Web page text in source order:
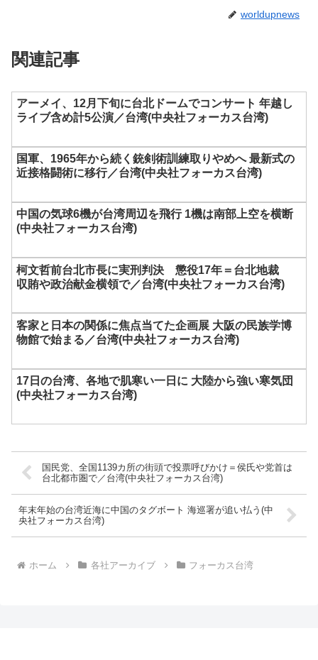
worldupnews
関連記事
アーメイ、12月下旬に台北ドームでコンサート 年越し
ライブ含め計5公演／台湾(中央社フォーカス台湾)
国軍、1965年から続く銃剣術訓練取りやめへ 最新式の
近接格闘術に移行／台湾(中央社フォーカス台湾)
中国の気球6機が台湾周辺を飛行 1機は南部上空を横断
(中央社フォーカス台湾)
柯文哲前台北市長に実刑判決 懲役17年＝台北地裁
収賄や政治献金横領で／台湾(中央社フォーカス台湾)
客家と日本の関係に焦点当てた企画展 大阪の民族学博
物館で始まる／台湾(中央社フォーカス台湾)
17日の台湾、各地で肌寒い一日に 大陸から強い寒気団
(中央社フォーカス台湾)
国民党、全国1139カ所の街頭で投票呼びかけ＝侯氏や党首は
台北都市圏で／台湾(中央社フォーカス台湾)
年末年始の台湾近海に中国のタグボート 海巡署が追い払う(中
央社フォーカス台湾)
ホーム 各社アーカイブ フォーカス台湾